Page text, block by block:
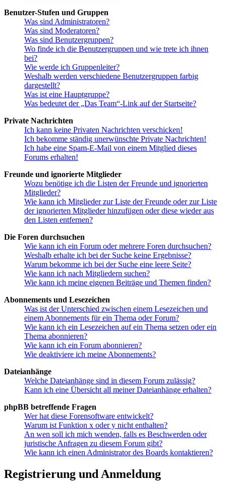
Benutzer-Stufen und Gruppen
Was sind Administratoren?
Was sind Moderatoren?
Was sind Benutzergruppen?
Wo finde ich die Benutzergruppen und wie trete ich ihnen
bei?
Wie werde ich Gruppenleiter?
Weshalb werden verschiedene Benutzergruppen farbig
dargestellt?
Was ist eine Hauptgruppe?
Was bedeutet der „Das Team“-Link auf der Startseite?
Private Nachrichten
Ich kann keine Privaten Nachrichten verschicken!
Ich bekomme ständig unerwünschte Private Nachrichten!
Ich habe eine Spam-E-Mail von einem Mitglied dieses
Forums erhalten!
Freunde und ignorierte Mitglieder
Wozu benötige ich die Listen der Freunde und ignorierten
Mitglieder?
Wie kann ich Mitglieder zur Liste der Freunde oder zur Liste
der ignorierten Mitglieder hinzufügen oder diese wieder aus
den Listen entfernen?
Die Foren durchsuchen
Wie kann ich ein Forum oder mehrere Foren durchsuchen?
Weshalb erhalte ich bei der Suche keine Ergebnisse?
Warum bekomme ich bei der Suche eine leere Seite?
Wie kann ich nach Mitgliedern suchen?
Wie kann ich meine eigenen Beiträge und Themen finden?
Abonnements und Lesezeichen
Was ist der Unterschied zwischen einem Lesezeichen und
einem Abonnements für ein Thema oder Forum?
Wie kann ich ein Lesezeichen auf ein Thema setzen oder ein
Thema abonnieren?
Wie kann ich ein Forum abonnieren?
Wie deaktiviere ich meine Abonnements?
Dateianhänge
Welche Dateianhänge sind in diesem Forum zulässig?
Kann ich eine Übersicht all meiner Dateianhänge erhalten?
phpBB betreffende Fragen
Wer hat diese Forensoftware entwickelt?
Warum ist Funktion x oder y nicht enthalten?
An wen soll ich mich wenden, falls es Beschwerden oder
juristische Anfragen zu diesem Forum gibt?
Wie kann ich einen Administrator des Boards kontaktieren?
Registrierung und Anmeldung